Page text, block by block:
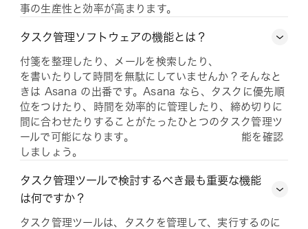
事の生産性と効率が高まります。
タスク管理ソフトウェアの機能とは？
付箋を整理したり、メールを検索したり、
を書いたりして時間を無駄にしていませんか？そんなと
きは Asana の出番です。Asana なら、タスクに優先順
位をつけたり、時間を効率的に管理したり、締め切りに
間に合わせたりすることがたったひとつのタスク管理ツ
ールで可能になります。
能を確認
しましょう。
タスク管理ツールで検討するべき最も重要な機能
は何ですか？
タスク管理ツールは、タスクを管理して、実行するのに